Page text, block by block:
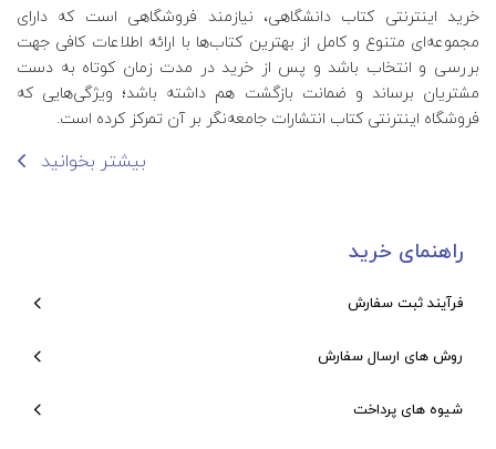
خرید اینترنتی کتاب‌ دانشگاهی، نیازمند فروشگاهی است که دارای
مجموعه‌ای متنوع و کامل از بهترین کتاب‌ها با ارائه اطلاعات کافی جهت
بررسی و انتخاب باشد و پس از خرید در مدت زمان کوتاه به دست
مشتریان برساند و ضمانت بازگشت هم داشته باشد؛ ویژگی‌هایی که
فروشگاه اینترنتی کتاب انتشارات جامعه‌نگر بر آن تمرکز کرده است.
بیشتر بخوانید
راهنمای خرید
فرآیند ثبت سفارش
روش های ارسال سفارش
شیوه های پرداخت